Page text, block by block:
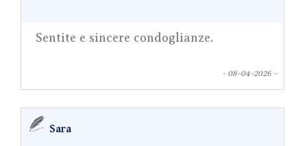
Sentite e sincere condoglianze.
- 08-04-2026 -
Sara